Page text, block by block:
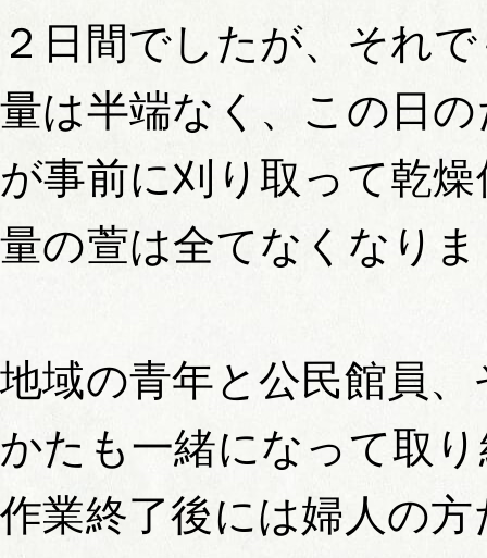
２日間でしたが、それ
量は半端なく、この日
が事前に刈り取って乾
量の萱は全てなくなり
地域の青年と公民館員
かたも一緒になって取
作業終了後には婦人の